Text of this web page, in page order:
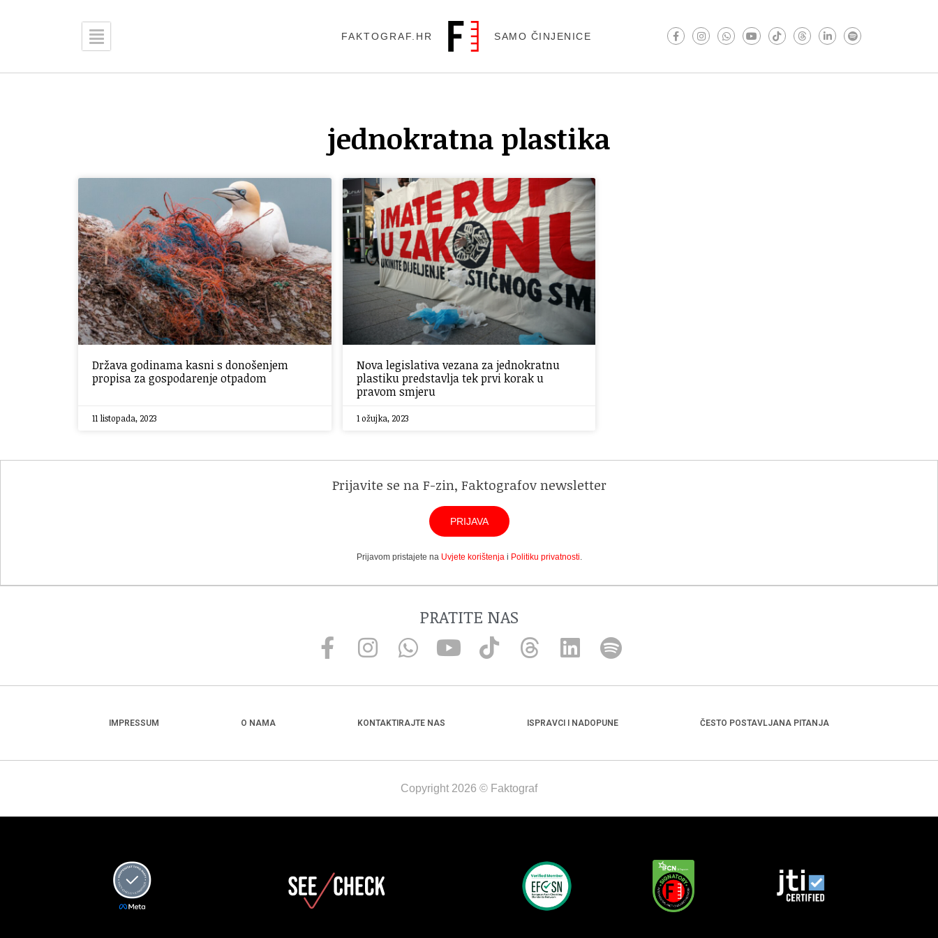
FAKTOGRAF.HR SAMO ČINJENICE
jednokratna plastika
Država godinama kasni s donošenjem
propisa za gospodarenje otpadom
11 listopada, 2023
Nova legislativa vezana za jednokratnu
plastiku predstavlja tek prvi korak u
pravom smjeru
1 ožujka, 2023
Prijavite se na F-zin, Faktografov newsletter
PRIJAVA
Prijavom pristajete na Uvjete korištenjai Politiku privatnosti.
PRATITE NAS
IMPRESSUM O NAMA KONTAKTIRAJTE NAS ISPRAVCI I NADOPUNE ČESTO POSTAVLJANA PITANJA
Copyright 2026 © Faktograf